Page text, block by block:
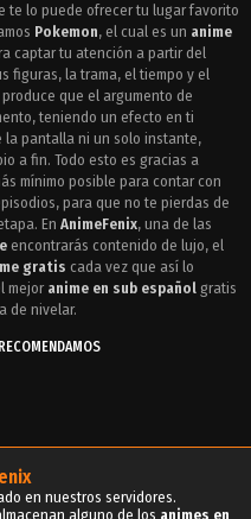
te lo puede ofrecer tu lugar favorito
Pokemon, el cual es un anime
captar tu atención a partir del
figuras, la trama, el tiempo y el
que el argumento de
teniendo un efecto en ti
la pantalla ni un solo instante,
a fin. Todo esto es gracias a
mínimo posible para contar con
para que no te pierdas de
En AnimeFenix, una de las
encontrarás contenido de lujo, el
gratis cada vez que así lo
mejor anime en sub español gratis
de nivelar.
en nuestros servidores.
alguno de los animes en